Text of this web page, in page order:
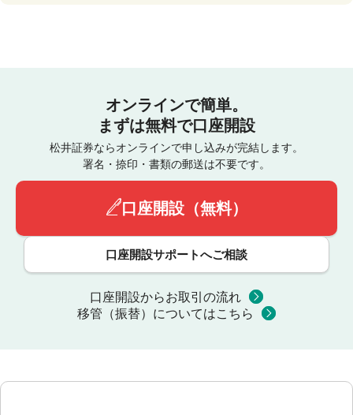
オンラインで簡単。
まずは無料で口座開設
松井証券ならオンラインで申し込みが完結します。
署名・捺印・書類の郵送は不要です。
口座開設（無料）
口座開設サポートへご相談
口座開設からお取引の流れ
移管（振替）についてはこちら